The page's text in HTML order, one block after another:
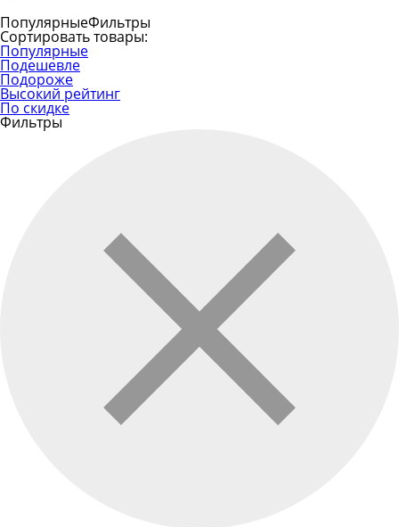
ПопулярныеФильтры
Сортировать товары:
Популярные
Подешевле
Подороже
Высокий рейтинг
По скидке
Фильтры